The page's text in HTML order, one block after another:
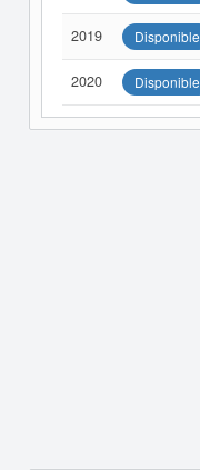
2019 Disponible
2020 Disponible